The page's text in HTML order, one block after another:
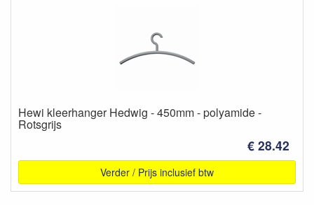
Hewi kleerhanger Hedwig - 450mm - polyamide -
Rotsgrijs
€ 28.42
Verder / Prijs inclusief btw